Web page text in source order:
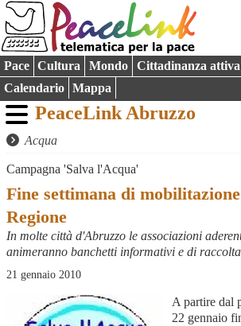
Pace Cultura Mondo Cittadinanza attiva
Calendario
Mappa
PeaceLink Abruzzo
Acqua
Campagna 'Salva l'Acqua'
Fine settimana di
Regione
In molte città d'Abruzzo le associazioni
animeranno banchetti informativi e di
21 gennaio 2010
A partire dal
22 gennaio